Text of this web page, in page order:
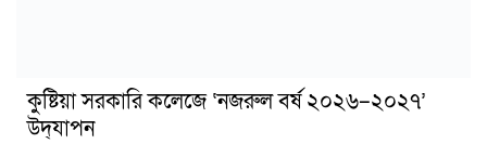
কুষ্টিয়া সরকারি কলেজে ‘নজরুল বর্ষ ২০২৬–২০২৭’
উদ্‌যাপন